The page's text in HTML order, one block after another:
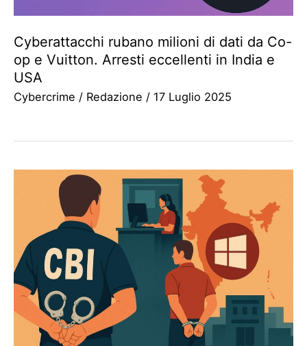
Cyberattacchi rubano milioni di dati da Co-
op e Vuitton. Arresti eccellenti in India e
USA
Cybercrime / Redazione / 17 Luglio 2025